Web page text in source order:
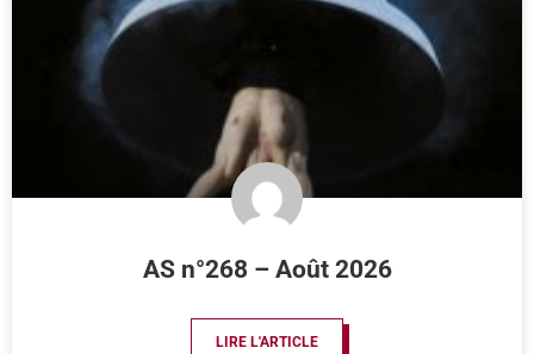
AS n°268 – Août 2026
LIRE L'ARTICLE